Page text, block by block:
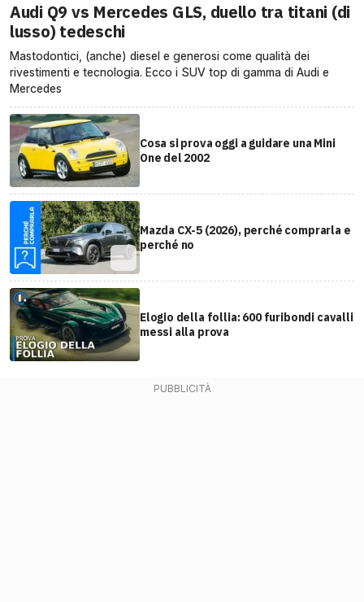
Audi Q9 vs Mercedes GLS, duello tra titani (di
lusso) tedeschi
Mastodontici, (anche) diesel e generosi come qualità dei
rivestimenti e tecnologia. Ecco i SUV top di gamma di Audi e
Mercedes
Cosa si prova oggi a guidare una Mini
One del 2002
Mazda CX-5 (2026), perché comprarla e
perché no
Elogio della follia: 600 furibondi cavalli
messi alla prova